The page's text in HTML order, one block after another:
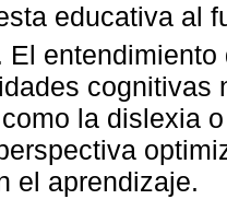
educativa al
El
cognitivas
la dislexia
el aprendizaje.